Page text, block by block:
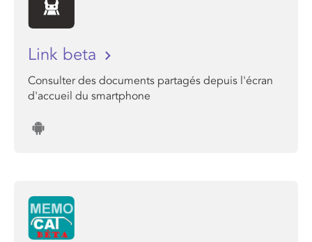
Link beta
Consulter des documents partagés depuis l'écran
d'accueil du smartphone